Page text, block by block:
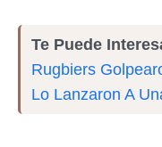
Te Puede
Rugbiers
Lo Lanzaron A